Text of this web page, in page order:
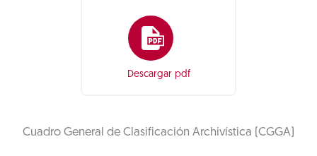
Descargar pdf
Cuadro General de Clasificación Archivística (CGGA)